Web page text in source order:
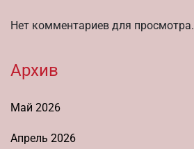
Нет комментариев для просмотра.
Архив
Май 2026
Апрель 2026